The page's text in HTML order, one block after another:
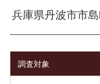
兵庫県丹波市市
調査対象